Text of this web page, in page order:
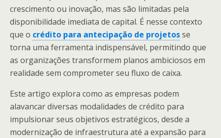
crescimento ou inovação, mas são limitadas pela
disponibilidade imediata de capital. É nesse contexto
que o crédito para antecipação de projetosse
torna uma ferramenta indispensável, permitindo que
as organizações transformem planos ambiciosos em
realidade sem comprometer seu fluxo de caixa.
Este artigo explora como as empresas podem
alavancar diversas modalidades de crédito para
impulsionar seus objetivos estratégicos, desde a
modernização de infraestrutura até a expansão para